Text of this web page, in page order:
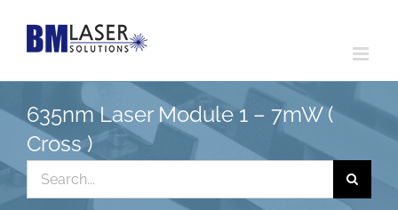
635nm Laser Module 1 – 7mW (
Cross )
Search
for: